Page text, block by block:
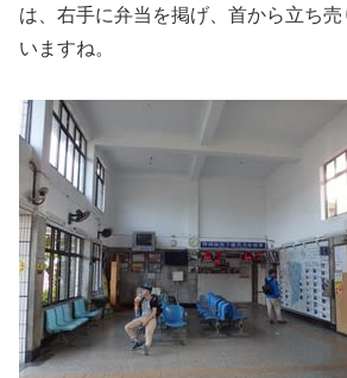
は、右手に弁当を掲げ、首から立ち
いますね。